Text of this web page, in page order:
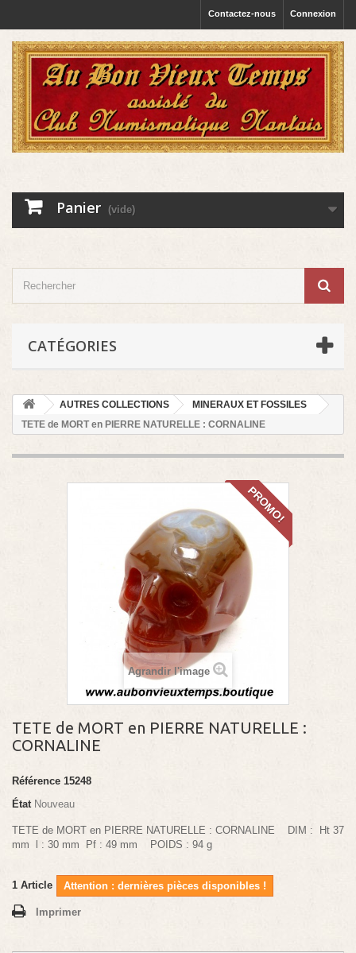
Connexion
Contactez-nous
Panier (vide)
CATÉGORIES
AUTRES COLLECTIONS
MINERAUX ET FOSSILES
TETE de MORT en PIERRE NATURELLE : CORNALINE
PROMO!
Agrandir l'image
TETE de MORT en PIERRE NATURELLE :
CORNALINE
Référence 15248
État Nouveau
TETE de MORT en PIERRE NATURELLE : CORNALINE DIM : Ht 37
mm l : 30 mm Pf : 49 mm POIDS : 94 g
1 Article Attention : dernières pièces disponibles !
Imprimer